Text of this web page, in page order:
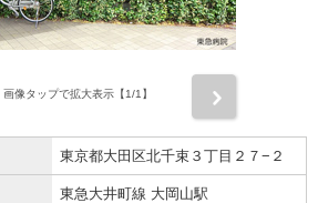
画像タップで拡大表示【1/1】
東京都大田区北千束３丁目２７−２
東急大井町線 大岡山駅